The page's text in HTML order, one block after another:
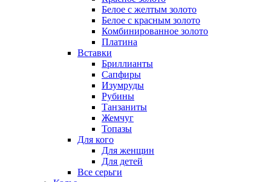
Белое с желтым золото
Белое с красным золото
Комбинированное золото
Платина
Вставки
Бриллианты
Сапфиры
Изумруды
Рубины
Танзаниты
Жемчуг
Топазы
Для кого
Для женщин
Для детей
Все серьги